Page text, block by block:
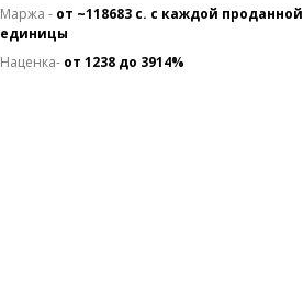
Маржа - от ~118683 с. с каждой проданной
единицы
Наценка- от 1238 до 3914%